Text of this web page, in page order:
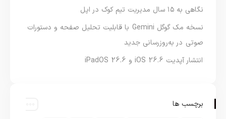
نگاهی به ۱۵ سال مدیریت تیم کوک در اپل
نسخه مک گوگل Gemini با قابلیت تحلیل صفحه و دستورات
صوتی در به‌روزرسانی جدید
انتشار آپدیت iOS 26.6 و iPadOS 26.6
برچسب ها